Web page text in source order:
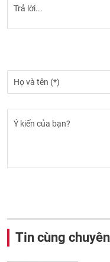
Tin cùng